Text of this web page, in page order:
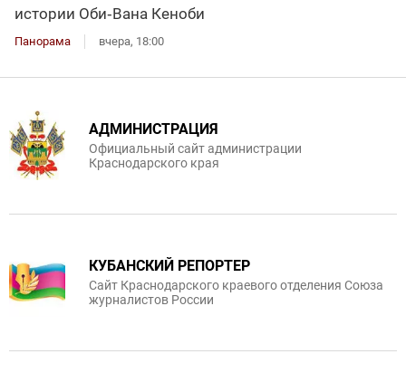
истории Оби‑Вана Кеноби
Панорама вчера, 18:00
АДМИНИСТРАЦИЯ
Официальный сайт администрации
Краснодарского края
КУБАНСКИЙ РЕПОРТЕР
Сайт Краснодарского краевого отделения Союза
журналистов России